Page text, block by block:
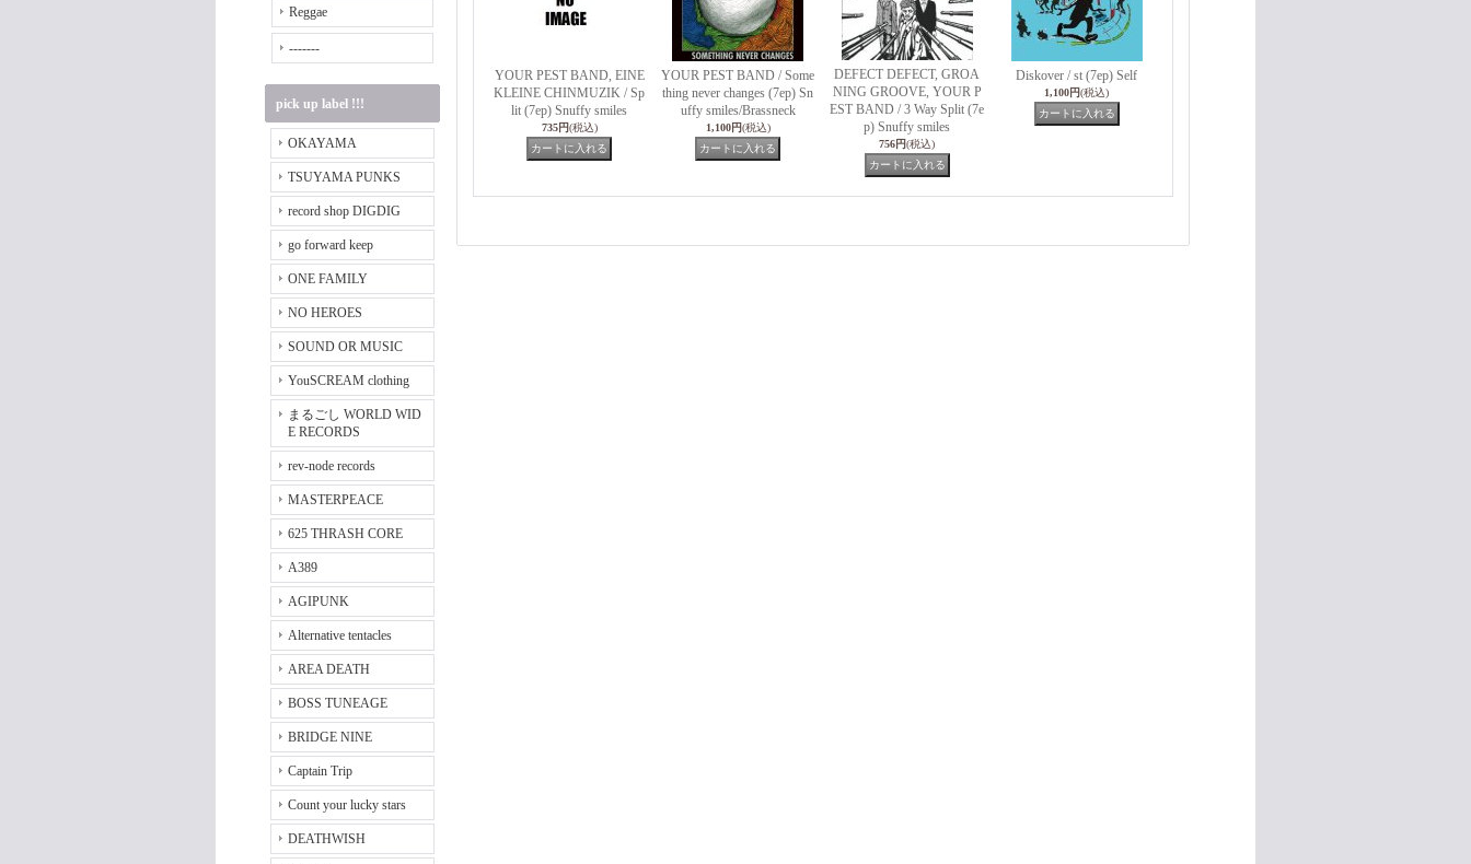
Reggae
-------
pick up label !!!
OKAYAMA
TSUYAMA PUNKS
record shop DIGDIG
go forward keep
ONE FAMILY
NO HEROES
SOUND OR MUSIC
YouSCREAM clothing
まるごし WORLD WID
E RECORDS
rev-node records
MASTERPEACE
625 THRASH CORE
A389
AGIPUNK
Alternative tentacles
AREA DEATH
BOSS TUNEAGE
BRIDGE NINE
Captain Trip
Count your lucky stars
DEATHWISH
YOUR PEST BAND, EINE
KLEINE CHINMUZIK / Sp
lit (7ep) Snuffy smiles
735円(税込)
YOUR PEST BAND / Some
thing never changes (7ep) Sn
uffy smiles/Brassneck
1,100円(税込)
DEFECT DEFECT, GROA
NING GROOVE, YOUR P
EST BAND / 3 Way Split (7e
p) Snuffy smiles
756円(税込)
Diskover / st (7ep) Self
1,100円(税込)